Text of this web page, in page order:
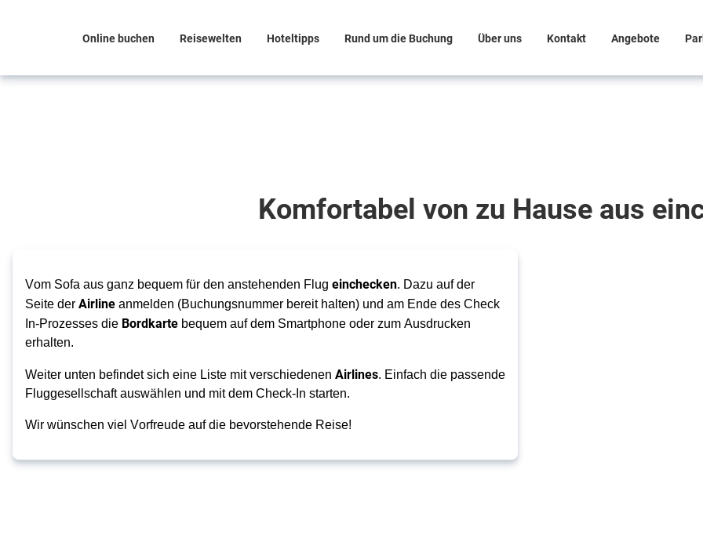
Online buchen Reisewelten Hoteltipps Rund um die Buchung Über uns Kontakt Angebote
Check-
In
Komfortabel von zu Hause aus
Vom Sofa aus ganz bequem für den anstehenden Flug einchecken. Dazu auf der
Seite der Airline anmelden (Buchungsnummer bereit halten) und am Ende des Check
In-Prozesses die Bordkarte bequem auf dem Smartphone oder zum Ausdrucken
erhalten.
Weiter unten befindet sich eine Liste mit verschiedenen Airlines. Einfach die passende
Fluggesellschaft auswählen und mit dem Check-In starten.
Wir wünschen viel Vorfreude auf die bevorstehende Reise!